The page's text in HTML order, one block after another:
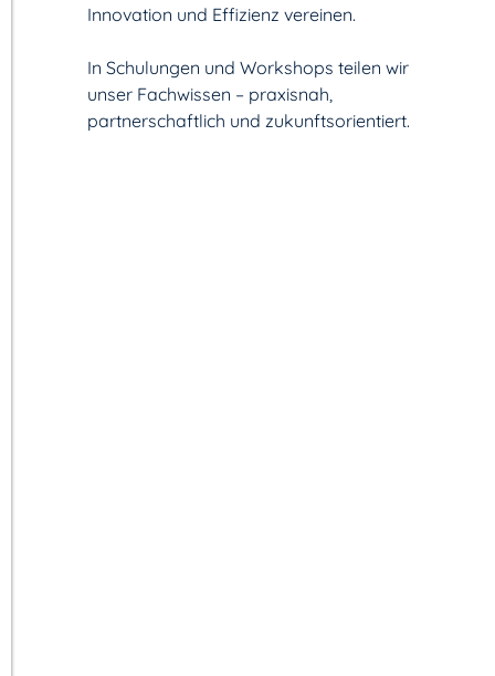
Innovation und Effizienz vereinen.
In Schulungen und Workshops teilen wir
unser Fachwissen – praxisnah,
partnerschaftlich und zukunftsorientiert.